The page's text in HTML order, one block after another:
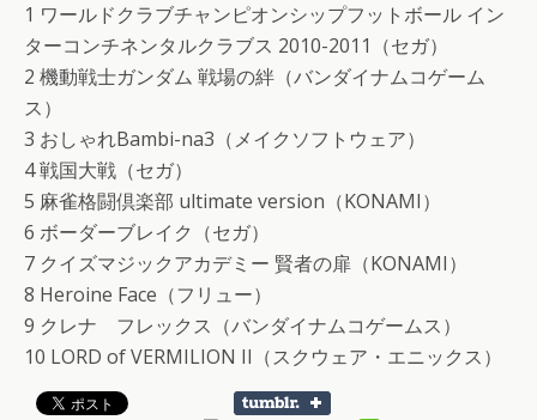
1 ワールドクラブチャンピオンシップフットボール イン
ターコンチネンタルクラブス 2010-2011（セガ）
2 機動戦士ガンダム 戦場の絆（バンダイナムコゲーム
ス）
3 おしゃれBambi-na3（メイクソフトウェア）
4 戦国大戦（セガ）
5 麻雀格闘倶楽部 ultimate version（KONAMI）
6 ボーダーブレイク（セガ）
7 クイズマジックアカデミー 賢者の扉（KONAMI）
8 Heroine Face（フリュー）
9 クレナ フレックス（バンダイナムコゲームス）
10 LORD of VERMILION II（スクウェア・エニックス）